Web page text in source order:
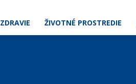
ZDRAVIE ŽIVOTNÉ PROSTREDIE